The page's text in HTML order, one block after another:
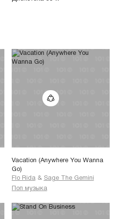
Vacation (Anywhere You Wanna
Go)
Flo Rida & Sage The Gemini
Поп музыка